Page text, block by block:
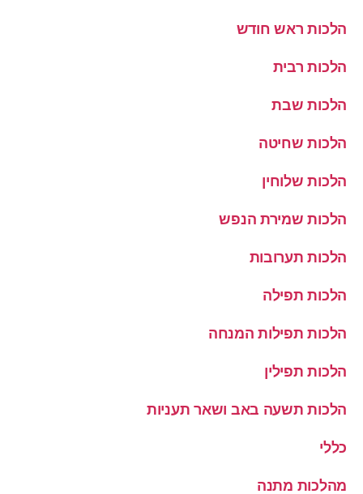
הלכות ראש חודש
הלכות רבית
הלכות שבת
הלכות שחיטה
הלכות שלוחין
הלכות שמירת הנפש
הלכות תערובות
הלכות תפילה
הלכות תפילות המנחה
הלכות תפילין
הלכות תשעה באב ושאר תעניות
כללי
מהלכות מתנה